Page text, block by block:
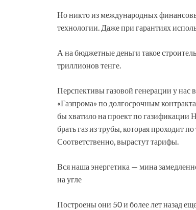
Но никто из международных
технологии. Даже при гарантиях
А на бюджетные деньги такое
триллионов тенге.
Перспективы газовой генерации у нас
«Газпрома» по долгосрочным
бы хватило на проект по газификации
брать газ из трубы, которая проходит
Соответственно, вырастут тарифы.
Вся наша энергетика — мина
на угле
Построены они 50 и более лет назад